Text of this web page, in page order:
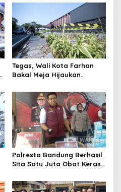
Cimahi Lakukan
Tegas, Wali Kota Farhan
Bakal Meja Hijaukan
Riau
Polresta Bandung Berhasil
Sita Satu Juta Obat Keras
Kasus Narkoba